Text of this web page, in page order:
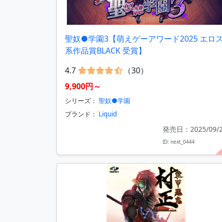
聖奴●学園3【萌えゲーアワード2025 エロ
系作品賞BLACK 受賞】
4.7
（30）
9,900円～
シリーズ： 聖奴●学園
ブランド： Liquid
発売日：2025/09/
ID: next_0444